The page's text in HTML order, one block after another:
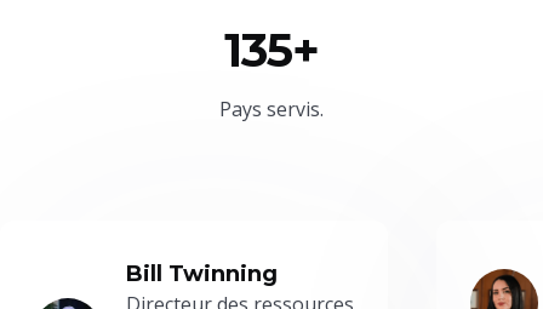
135+
Pays servis.
Bill Twinning